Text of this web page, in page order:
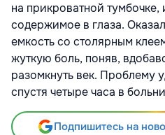
на прикроватной тумбочке,
содержимое в глаза.
емкость со столярным
жуткую боль, поняв,
разомкнуть век. Проблему
спустя четыре часа в
Подпишитесь на